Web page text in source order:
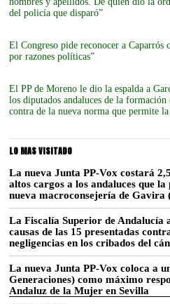
del policía que disparó”
El Congreso pide reconocer a Caparrós
por razones políticas”
El PP de Moreno le dio la espalda a
los diputados andaluces de la
contra de la nueva norma que permite
LO MAS VISITADO
La nueva Junta PP-Vox costará
altos cargos a los andaluces que
nueva macroconsejería de Gavira
La Fiscalía Superior de Andalucía
causas de las 15 presentadas
negligencias en los cribados del
La nueva Junta PP-Vox coloca a
Generaciones) como máximo
Andaluz de la Mujer en Sevilla